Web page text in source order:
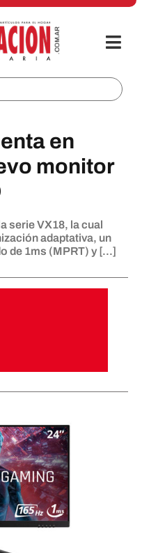
en
monitor
serie VX18, la cual
adaptativa, un
de 1ms (MPRT) y [...]